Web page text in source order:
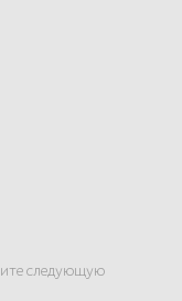
следующую